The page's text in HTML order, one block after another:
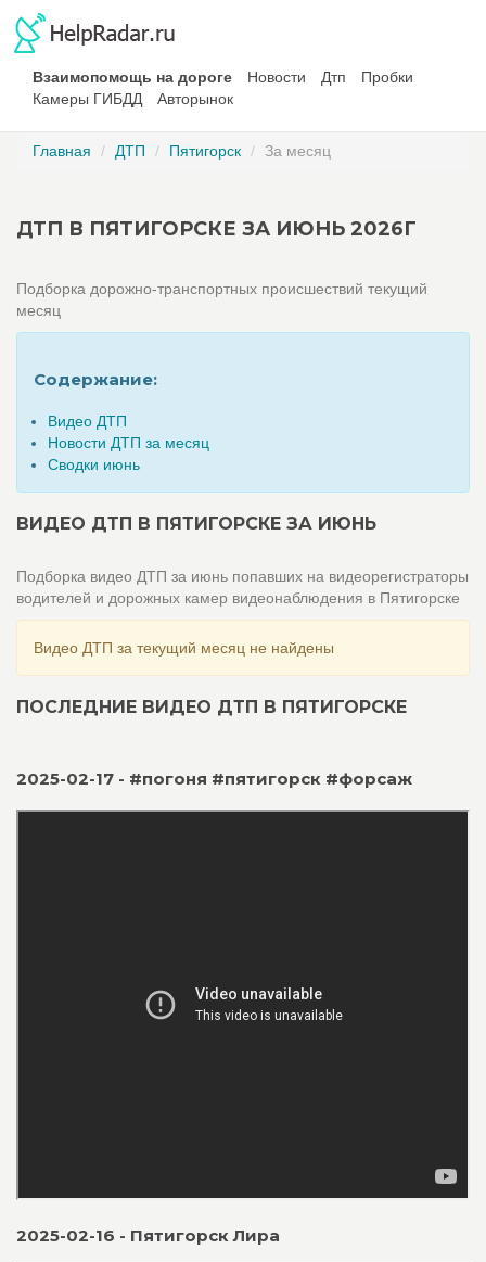
Взаимопомощь на дороге Новости Дтп
Пробки
Камеры ГИБДД
Авторынок
Главная ДТП Пятигорск За месяц
ДТП В ПЯТИГОРСКЕ ЗА ИЮНЬ 2026Г
Подборка дорожно-транспортных происшествий текущий
месяц
Содержание:
Видео ДТП
Новости ДТП за месяц
Сводки июнь
ВИДЕО ДТП В ПЯТИГОРСКЕ ЗА ИЮНЬ
Подборка видео ДТП за июнь попавших на видеорегистраторы
водителей и дорожных камер видеонаблюдения в Пятигорске
Видео ДТП за текущий месяц не найдены
ПОСЛЕДНИЕ ВИДЕО ДТП В ПЯТИГОРСКЕ
2025-02-17 - #погоня #пятигорск #форсаж
2025-02-16 - Пятигорск Лира